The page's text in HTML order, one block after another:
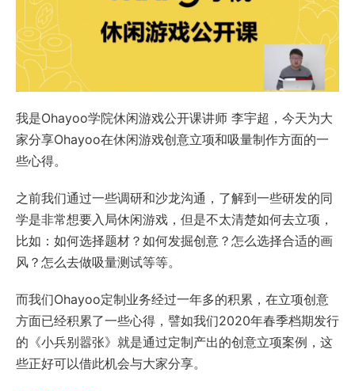
我是Ohayoo学院休闲游戏公开课讲师 李宇超，今天为大
家分享Ohayoo在休闲游戏创意立项和吸量制作方面的一
些心得。
之前我们通过一些调研和沙龙沟通，了解到一些研发的同
学是非常想要入局休闲游戏，但是不太清楚如何去立项，
比如：如何选择题材？如何发掘创意？怎么选择合适的画
风？怎么去做吸量测试等等。
而我们Ohayoo定制业务经过一年多的积累，在立项创意
方面已经积累了一些心得，譬如我们2020年春季档期发行
的《小兵别嚣张》就是通过定制产出的创意立项案例，这
些正好可以借此机会与大家分享。